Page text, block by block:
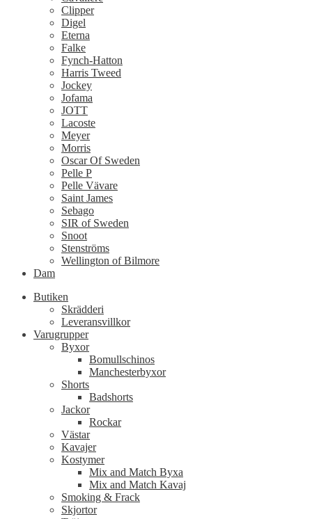
Clipper
Digel
Eterna
Falke
Fynch-Hatton
Harris Tweed
Jockey
Jofama
JOTT
Lacoste
Meyer
Morris
Oscar Of Sweden
Pelle P
Pelle Vävare
Saint James
Sebago
SIR of Sweden
Snoot
Stenströms
Wellington of Bilmore
Dam
Butiken
Skrädderi
Leveransvillkor
Varugrupper
Byxor
Bomullschinos
Manchesterbyxor
Shorts
Badshorts
Jackor
Rockar
Västar
Kavajer
Kostymer
Mix and Match Byxa
Mix and Match Kavaj
Smoking & Frack
Skjortor